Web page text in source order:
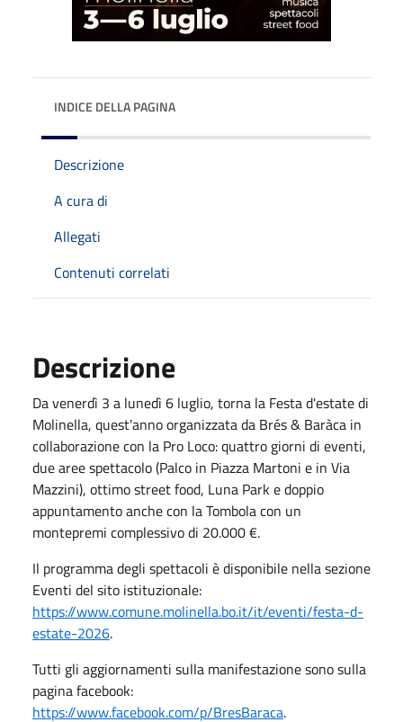
INDICE DELLA PAGINA
Descrizione
A cura di
Allegati
Contenuti correlati
Descrizione
Da venerdì 3 a lunedì 6 luglio, torna la Festa d'estate di
Molinella, quest'anno organizzata da Brés & Baràca in
collaborazione con la Pro Loco: quattro giorni di eventi,
due aree spettacolo (Palco in Piazza Martoni e in Via
Mazzini), ottimo street food, Luna Park e doppio
appuntamento anche con la Tombola con un
montepremi complessivo di 20.000 €.
Il programma degli spettacoli è disponibile nella sezione
Eventi del sito istituzionale:
https://www.comune.molinella.bo.it/it/eventi/festa-d-
estate-2026.
Tutti gli aggiornamenti sulla manifestazione sono sulla
pagina facebook:
https://www.facebook.com/p/BresBaraca.